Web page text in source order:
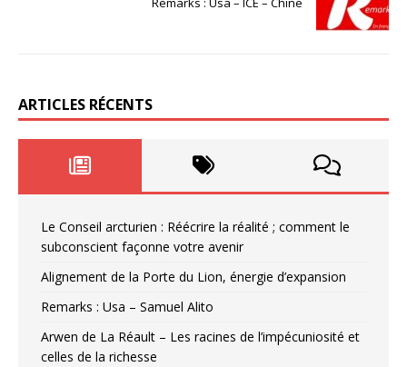
ARTICLES RÉCENTS
Le Conseil arcturien : Réécrire la réalité ; comment le
subconscient façonne votre avenir
Alignement de la Porte du Lion, énergie d’expansion
Remarks : Usa – Samuel Alito
Arwen de La Réault – Les racines de l’impécuniosité et
celles de la richesse